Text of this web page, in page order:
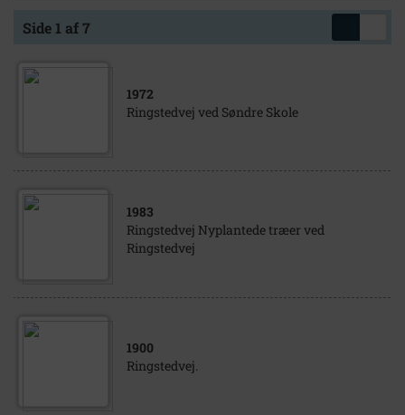
Side 1 af 7
1972
Ringstedvej ved Søndre Skole
1983
Ringstedvej Nyplantede træer ved
Ringstedvej
1900
Ringstedvej.